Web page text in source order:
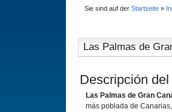
Sie sind auf der Startseite»
Las Palmas de
Descripción
Las Palmas de Gran
más poblada de